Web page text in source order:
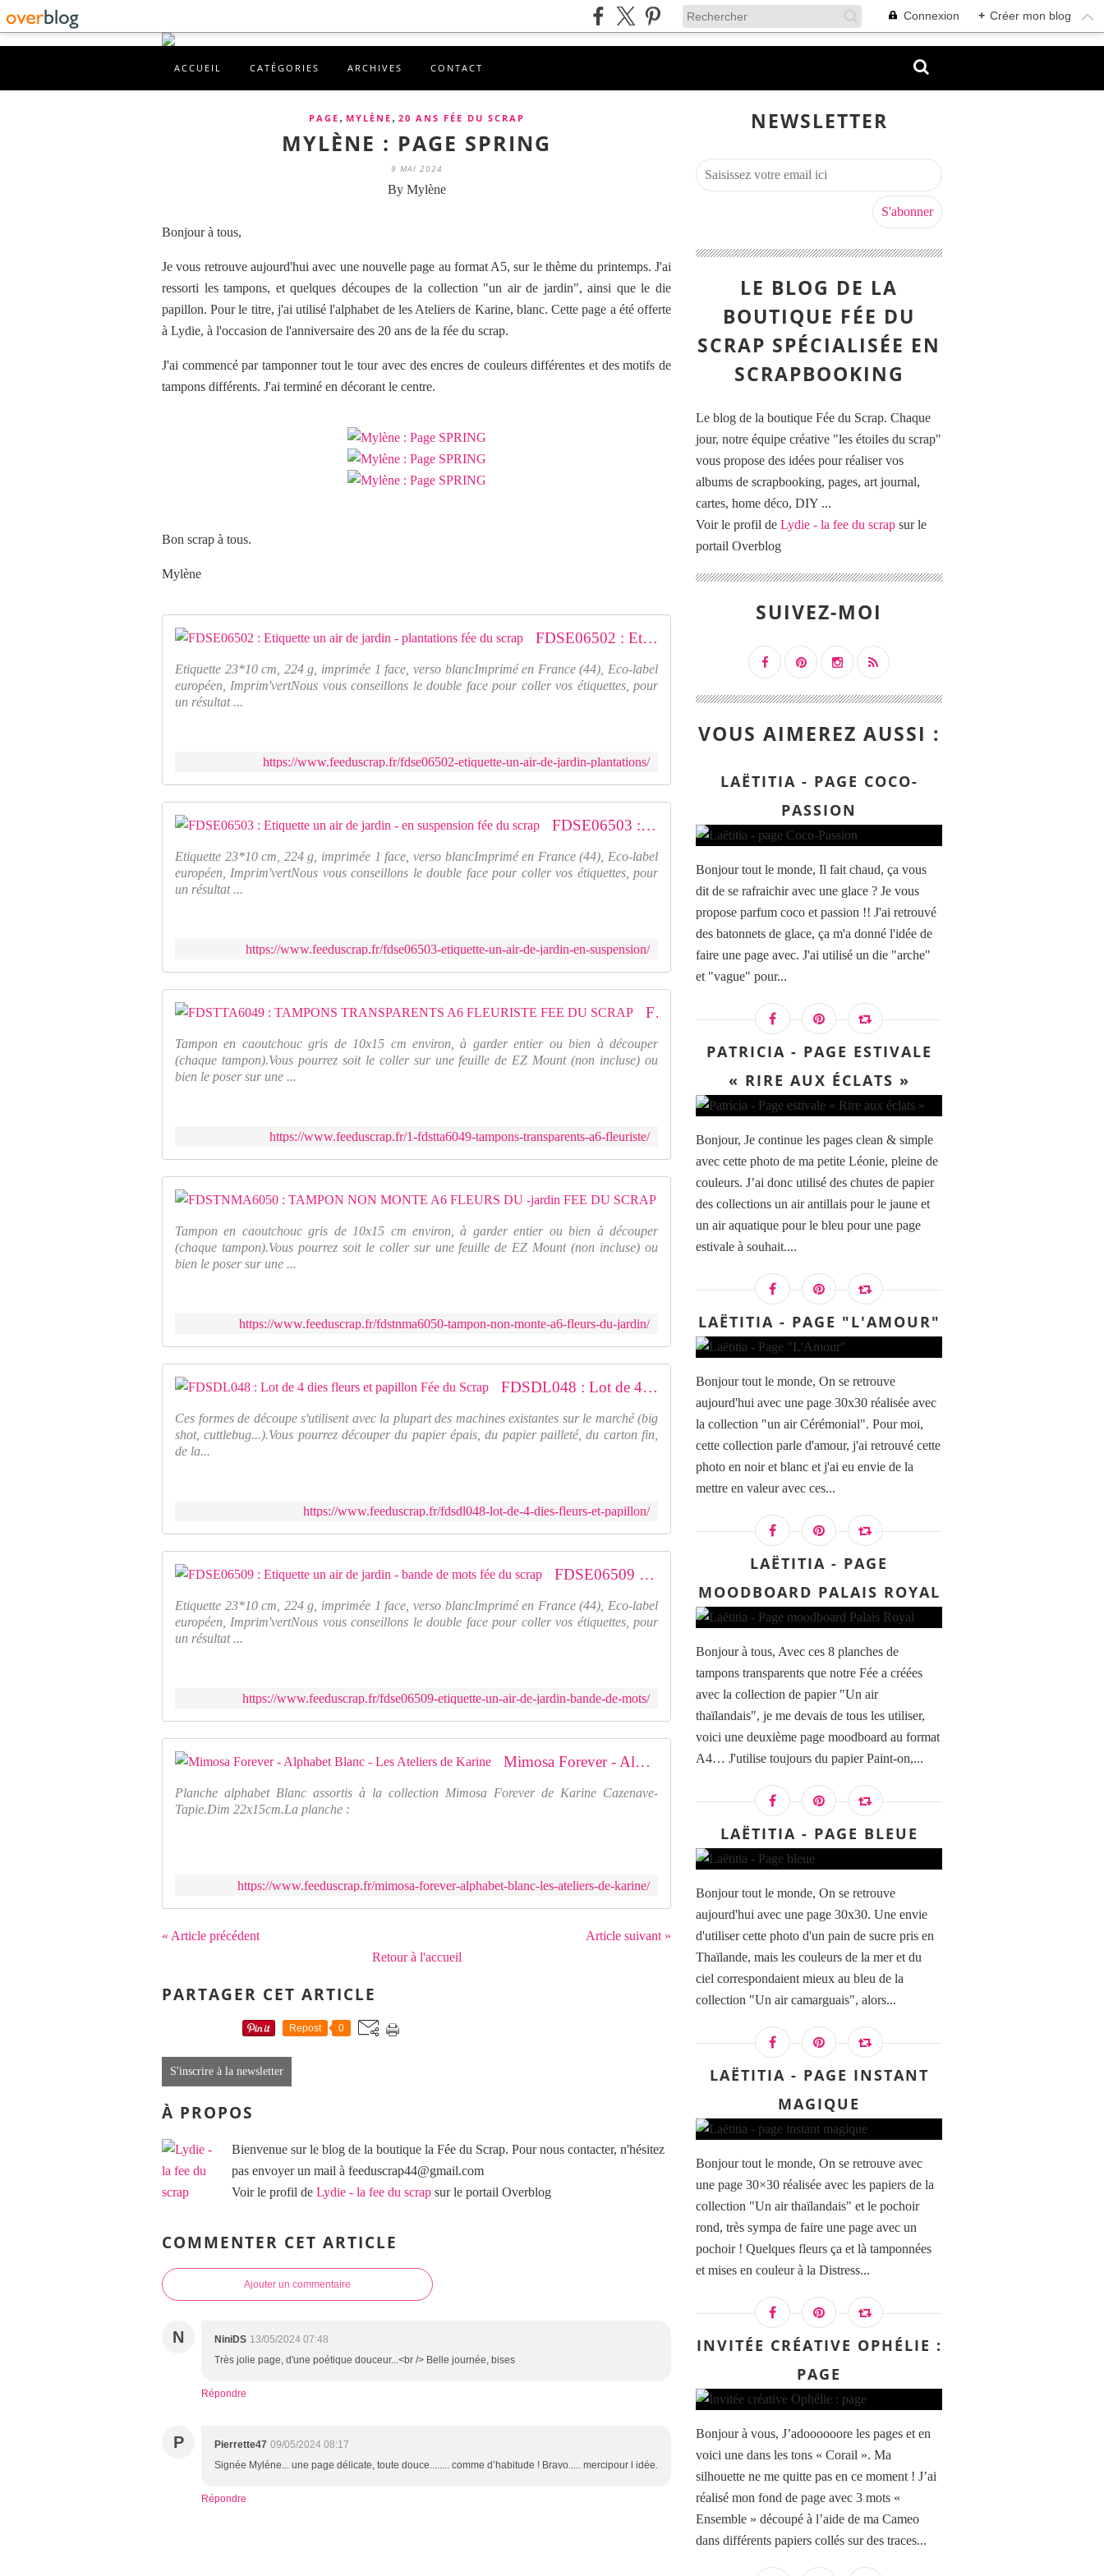
Connexion + Créer mon blog
ACCUEIL CATÉGORIES ARCHIVES CONTACT
PAGE , MYLÈNE , 20 ANS FÉE DU SCRAP
MYLÈNE : PAGE SPRING
9 MAI 2024
By Mylène
Bonjour à tous,
Je vous retrouve aujourd'hui avec une nouvelle page au format A5, sur le thème du printemps. J'ai
ressorti les tampons, et quelques découpes de la collection "un air de jardin", ainsi que le die
papillon. Pour le titre, j'ai utilisé l'alphabet de les Ateliers de Karine, blanc. Cette page a été offerte
à Lydie, à l'occasion de l'anniversaire des 20 ans de la fée du scrap.
J'ai commencé par tamponner tout le tour avec des encres de couleurs différentes et des motifs de
tampons différents. J'ai terminé en décorant le centre.
Bon scrap à tous.
Mylène
FDSE06502 : Etiquette un air de jardin - plantations fée du scrap
Etiquette 23*10 cm, 224 g, imprimée 1 face, verso blancImprimé en France (44), Eco-label
européen, Imprim'vertNous vous conseillons le double face pour coller vos étiquettes, pour
un résultat ...
https://www.feeduscrap.fr/fdse06502-etiquette-un-air-de-jardin-plantations/
FDSE06503 : Etiquette un air de jardin - en suspension fée du scrap
Etiquette 23*10 cm, 224 g, imprimée 1 face, verso blancImprimé en France (44), Eco-label
européen, Imprim'vertNous vous conseillons le double face pour coller vos étiquettes, pour
un résultat ...
https://www.feeduscrap.fr/fdse06503-etiquette-un-air-de-jardin-en-suspension/
FDSTTA6049 : TAMPONS TRANSPARENTS A6 FLEURISTE FEE DU SCRAP
Tampon en caoutchouc gris de 10x15 cm environ, à garder entier ou bien à découper
(chaque tampon).Vous pourrez soit le coller sur une feuille de EZ Mount (non incluse) ou
bien le poser sur une ...
https://www.feeduscrap.fr/1-fdstta6049-tampons-transparents-a6-fleuriste/
FDSTNMA6050 : TAMPON NON MONTE A6 FLEURS DU -
Tampon en caoutchouc gris de 10x15 cm environ, à garder entier ou bien à découper
(chaque tampon).Vous pourrez soit le coller sur une feuille de EZ Mount (non incluse) ou
bien le poser sur une ...
https://www.feeduscrap.fr/fdstnma6050-tampon-non-monte-a6-fleurs-du-jardin/
FDSDL048 : Lot de 4 dies fleurs et papillon Fée du Scrap
Ces formes de découpe s'utilisent avec la plupart des machines existantes sur le marché (big
shot, cuttlebug...).Vous pourrez découper du papier épais, du papier pailleté, du carton fin,
de la...
https://www.feeduscrap.fr/fdsdl048-lot-de-4-dies-fleurs-et-papillon/
FDSE06509 : Etiquette un air de jardin - bande de mots fée du scrap
Etiquette 23*10 cm, 224 g, imprimée 1 face, verso blancImprimé en France (44), Eco-label
européen, Imprim'vertNous vous conseillons le double face pour coller vos étiquettes, pour
un résultat ...
https://www.feeduscrap.fr/fdse06509-etiquette-un-air-de-jardin-bande-de-mots/
Mimosa Forever - Alphabet Blanc - Les Ateliers de Karine
Planche alphabet Blanc assortis à la collection Mimosa Forever de Karine Cazenave-
Tapie.Dim 22x15cm.La planche :
https://www.feeduscrap.fr/mimosa-forever-alphabet-blanc-les-ateliers-de-karine/
« Article précédent
Article suivant »
Retour à l'accueil
PARTAGER CET ARTICLE
Repost 0
S'inscrire à la newsletter
À PROPOS
Bienvenue sur le blog de la boutique la Fée du Scrap. Pour nous contacter, n'hésitez
pas envoyer un mail à feeduscrap44@gmail.com
Voir le profil de Lydie - la fee du scrap sur le portail Overblog
COMMENTER CET ARTICLE
Ajouter un commentaire
N NiniDS 13/05/2024 07:48
Très jolie page, d'une poétique douceur...<br /> Belle journée, bises
Répondre
P Pierrette47 09/05/2024 08:17
Signée Myléne... une page délicate, toute douce........ comme d’habitude ! Bravo..... mercipour l idée.
Répondre
NEWSLETTER
LE BLOG DE LA
BOUTIQUE FÉE DU
SCRAP SPÉCIALISÉE EN
SCRAPBOOKING
Le blog de la boutique Fée du Scrap. Chaque
jour, notre équipe créative "les étoiles du scrap"
vous propose des idées pour réaliser vos
albums de scrapbooking, pages, art journal,
cartes, home déco, DIY ...
Voir le profil de Lydie - la fee du scrap sur le
portail Overblog
SUIVEZ-MOI
VOUS AIMEREZ AUSSI :
LAËTITIA - PAGE COCO-
PASSION
Bonjour tout le monde, Il fait chaud, ça vous
dit de se rafraichir avec une glace ? Je vous
propose parfum coco et passion !! J'ai retrouvé
des batonnets de glace, ça m'a donné l'idée de
faire une page avec. J'ai utilisé un die "arche"
et "vague" pour...
PATRICIA - PAGE ESTIVALE
« RIRE AUX ÉCLATS »
Bonjour, Je continue les pages clean & simple
avec cette photo de ma petite Léonie, pleine de
couleurs. J’ai donc utilisé des chutes de papier
des collections un air antillais pour le jaune et
un air aquatique pour le bleu pour une page
estivale à souhait....
LAËTITIA - PAGE "L'AMOUR"
Bonjour tout le monde, On se retrouve
aujourd'hui avec une page 30x30 réalisée avec
la collection "un air Cérémonial". Pour moi,
cette collection parle d'amour, j'ai retrouvé cette
photo en noir et blanc et j'ai eu envie de la
mettre en valeur avec ces...
LAËTITIA - PAGE
MOODBOARD PALAIS ROYAL
Bonjour à tous, Avec ces 8 planches de
tampons transparents que notre Fée a créées
avec la collection de papier "Un air
thaïlandais", je me devais de tous les utiliser,
voici une deuxième page moodboard au format
A4… J'utilise toujours du papier Paint-on,...
LAËTITIA - PAGE BLEUE
Bonjour tout le monde, On se retrouve
aujourd'hui avec une page 30x30. Une envie
d'utiliser cette photo d'un pain de sucre pris en
Thaïlande, mais les couleurs de la mer et du
ciel correspondaient mieux au bleu de la
collection "Un air camarguais", alors...
LAËTITIA - PAGE INSTANT
MAGIQUE
Bonjour tout le monde, On se retrouve avec
une page 30×30 réalisée avec les papiers de la
collection "Un air thaïlandais" et le pochoir
rond, très sympa de faire une page avec un
pochoir ! Quelques fleurs ça et là tamponnées
et mises en couleur à la Distress...
INVITÉE CRÉATIVE OPHÉLIE :
PAGE
Bonjour à vous, J’adoooooore les pages et en
voici une dans les tons « Corail ». Ma
silhouette ne me quitte pas en ce moment ! J’ai
réalisé mon fond de page avec 3 mots «
Ensemble » découpé à l’aide de ma Cameo
dans différents papiers collés sur des traces...